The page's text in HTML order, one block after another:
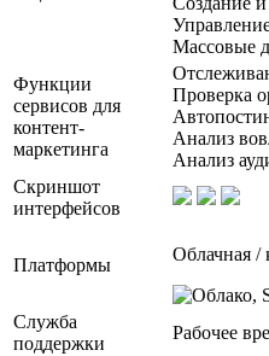
Массовые
Функции
сервисов для
контент-
маркетинга
Проверка
Анализ
Анализ
Скриншот
интерфейсов
Платформы
Облачная /
Служба
поддержки
Рабочее